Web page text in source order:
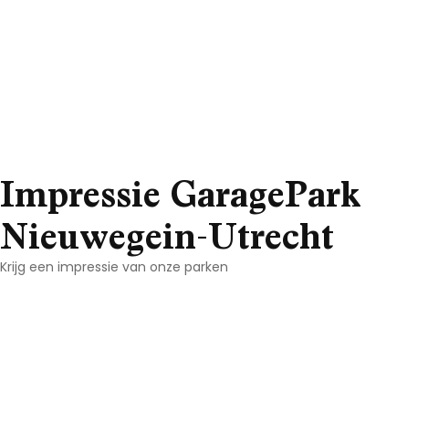
Impressie GaragePark
Nieuwegein-Utrecht
Krijg een impressie van onze parken